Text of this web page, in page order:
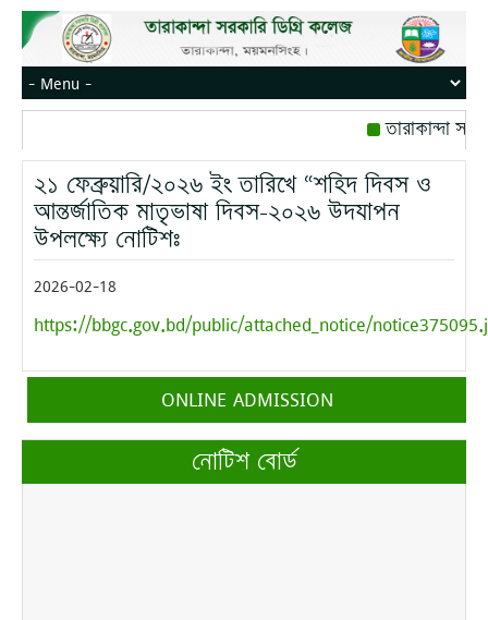
তারাকান্দা
রোজ বৃহস্পতিবার।
মোবাইল নম্বর:
২১ ফেব্রুয়ারি/২০২৬ ইং তারিখে “শহিদ দিবস ও
আন্তর্জাতিক মাতৃভাষা দিবস-২০২৬ উদযাপন
উপলক্ষ্যে নোটিশঃ
2026-02-18
https://bbgc.gov.bd/public/attached_notice/
ONLINE ADMISSION
নোটিশ বোর্ড